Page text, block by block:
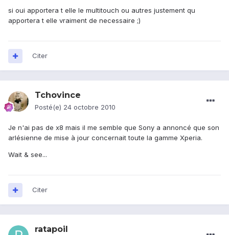
si oui apportera t elle le multitouch ou autres justement qu
apportera t elle vraiment de necessaire ;)
Citer
Tchovince
Posté(e) 24 octobre 2010
Je n'ai pas de x8 mais il me semble que Sony a annoncé que son
arlésienne de mise à jour concernait toute la gamme Xperia.
Wait & see...
Citer
ratapoil